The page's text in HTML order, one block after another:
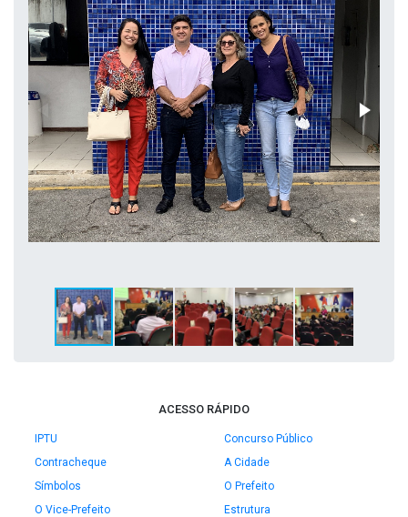
ACESSO RÁPIDO
IPTU
Concurso Público
Contracheque
A Cidade
Símbolos
O Prefeito
O Vice-Prefeito
Estrutura